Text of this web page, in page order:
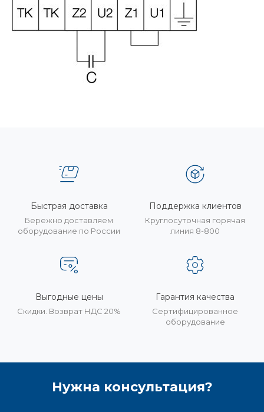
Быстрая доставка
Бережно доставляем
оборудование по России
Поддержка клиентов
Круглосуточная горячая
линия 8-800
Выгодные цены
Скидки. Возврат НДС 20%
Гарантия качества
Сертифицированное
оборудование
Нужна консультация?